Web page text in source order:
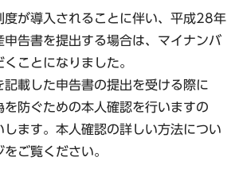
度が導入されることに伴い、平成28年
申告書を提出する場合は、マイナンバ
ことになりました。
記載した申告書の提出を受ける際に
を防ぐための本人確認を行いますの
します。本人確認の詳しい方法につい
ご覧ください。